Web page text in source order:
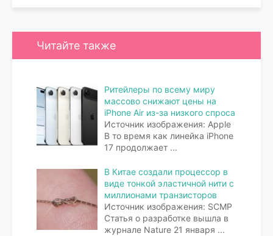
Читайте также
Ритейлеры по всему миру
массово снижают цены на
iPhone Air из-за низкого спроса
Источник изображения: Apple
В то время как линейка iPhone
17 продолжает ...
В Китае создали процессор в
виде тонкой эластичной нити с
миллионами транзисторов
Источник изображения: SCMP
Статья о разработке вышла в
журнале Nature 21 января ...